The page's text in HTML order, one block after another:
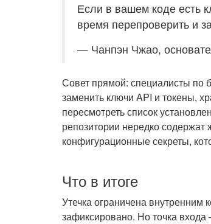
Если в вашем коде есть
время перепроверить и
— Чанпэн Чжао,
Совет прямой: специалисты по
заменить ключи API и токены,
пересмотреть список
репозитории нередко
конфигурационные секреты,
Что в итоге
Утечка ограничена внутренним
зафиксировано. Но точка